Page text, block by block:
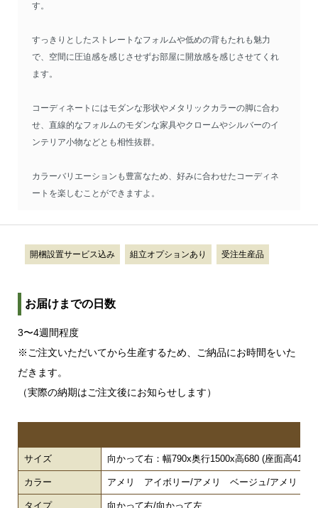
す。
すっきりとしたストレートなフォルムや低めの背もたれも魅力
で、空間に圧迫感を感じさせずお部屋に開放感を感じさせてくれ
ます。
コーディネートにはモダンな形状やメタリックカラーの脚に合わ
せ、直線的なフォルムのモダンな家具やクロームやシルバーのイ
ンテリア小物などとも相性抜群。
カラーバリエーションも豊富なため、好みに合わせたコーディネ
ートを楽しむことができますよ。
開梱設置サービス込み 組立オプションあり 受注生産品
お届けまでの日数
3〜4週間程度
※ご注文いただいてから生産するため、ご納品にお時間をいた
だきます。
（実際の納期はご注文後にお知らせします）
サイズ 向かって右：幅790x奥行1500x高680 (座面高410)
カラー アメリ アイボリー/アメリ ベージュ/アメリ
タイプ 向かって右/向かって左